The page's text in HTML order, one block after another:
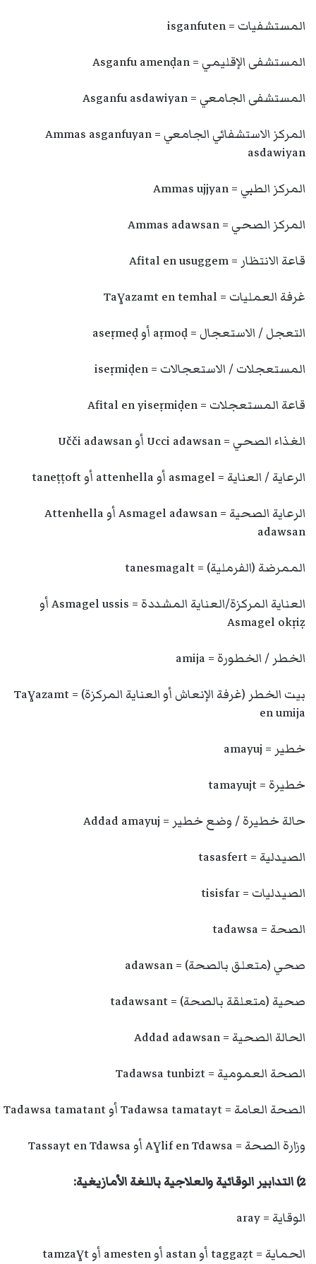
المستشفيات = isganfuten
المستشفى الإقليمي = Asganfu amenḍan
المستشفى الجامعي = Asganfu asdawiyan
المركز الاستشفائي الجامعي = Ammas asganfuyan
asdawiyan
المركز الطبي = Ammas ujjyan
المركز الصحي = Ammas adawsan
قاعة الانتظار = Afital en usuggem
غرفة العمليات = Taɣazamt en temhal
التعجل / الاستعجال = aṛmoḍ أو aseṛmeḍ
المستعجلات / الاستعجالات = iseṛmiḍen
قاعة المستعجلات = Afital en yiseṛmiḍen
الغذاء الصحي = Ucci adawsan أو Učči adawsan
الرعاية / العناية = asmagel أو attenhella أو taneṭṭoft
الرعاية الصحية = Asmagel adawsan أو Attenhella
adawsan
الممرضة (الفرملية) = tanesmagalt
العناية المركزة/العناية المشددة = Asmagel ussis أو
Asmagel okṛiẓ
الخطر / الخطورة = amija
بيت الخطر (غرفة الإنعاش أو العناية المركزة) = Taɣazamt
en umija
خطير = amayuj
خطيرة = tamayujt
حالة خطيرة / وضع خطير = Addad amayuj
الصيدلية = tasasfert
الصيدليات = tisisfar
الصحة = tadawsa
صحي (متعلق بالصحة) = adawsan
صحية (متعلقة بالصحة) = tadawsant
الحالة الصحية = Addad adawsan
الصحة العمومية = Tadawsa tunbizt
الصحة العامة = Tadawsa tamatayt أو Tadawsa tamatant
وزارة الصحة = Aɣlif en Tdawsa أو Tassayt en Tdawsa
2) التدابير الوقائية والعلاجية باللغة الأمازيغية:
الوقاية = aray
الحماية = taggaẓt أو astan أو amesten أو tamzaɣt